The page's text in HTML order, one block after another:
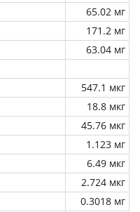
65.02 мг
171.2 мг
63.04 мг
547.1 мкг
18.8 мкг
45.76 мкг
1.123 мг
6.49 мкг
2.724 мкг
0.3018 мг